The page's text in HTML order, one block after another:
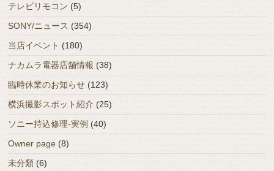
テレビリモコン (5)
SONY/ニュース (354)
当店イベント (180)
ナカムラ電器店舗情報 (38)
臨時休業のお知らせ (123)
横浜撮影スポット紹介 (25)
ソニー持込修理-実例 (40)
Owner page (8)
未分類 (6)